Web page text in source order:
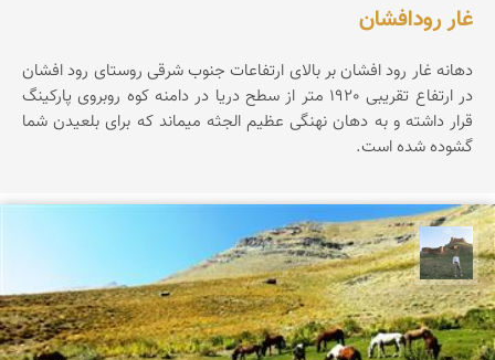
غار رودافشان
دهانه غار رود افشان بر بالای ارتفاعات جنوب شرقی روستای رود افشان
در ارتفاع تقریبی 1920 متر از سطح دریا در دامنه کوه روبروی پارکینگ
قرار داشته و به دهان نهنگی عظیم الجثه میماند که برای بلعیدن شما
گشوده شده است.
مظفر کشاورزمحمدیان